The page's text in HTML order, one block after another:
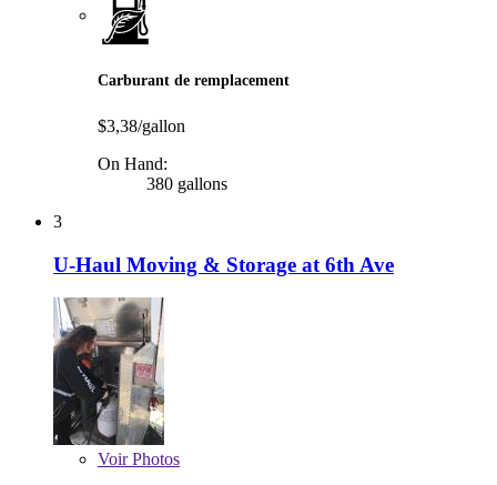
Carburant de remplacement
$3,38/gallon
On Hand:
380 gallons
3
U-Haul Moving & Storage at 6th Ave
VoirPhotos